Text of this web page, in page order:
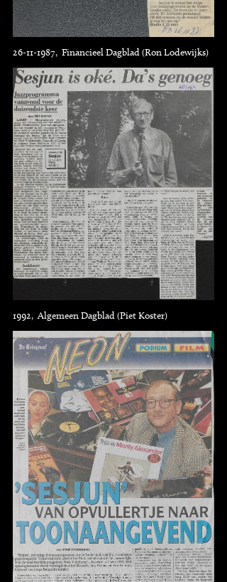
26-11-1987, Financieel Dagblad (Ron Lodewijks)
1992, Algemeen Dagblad (Piet Koster)